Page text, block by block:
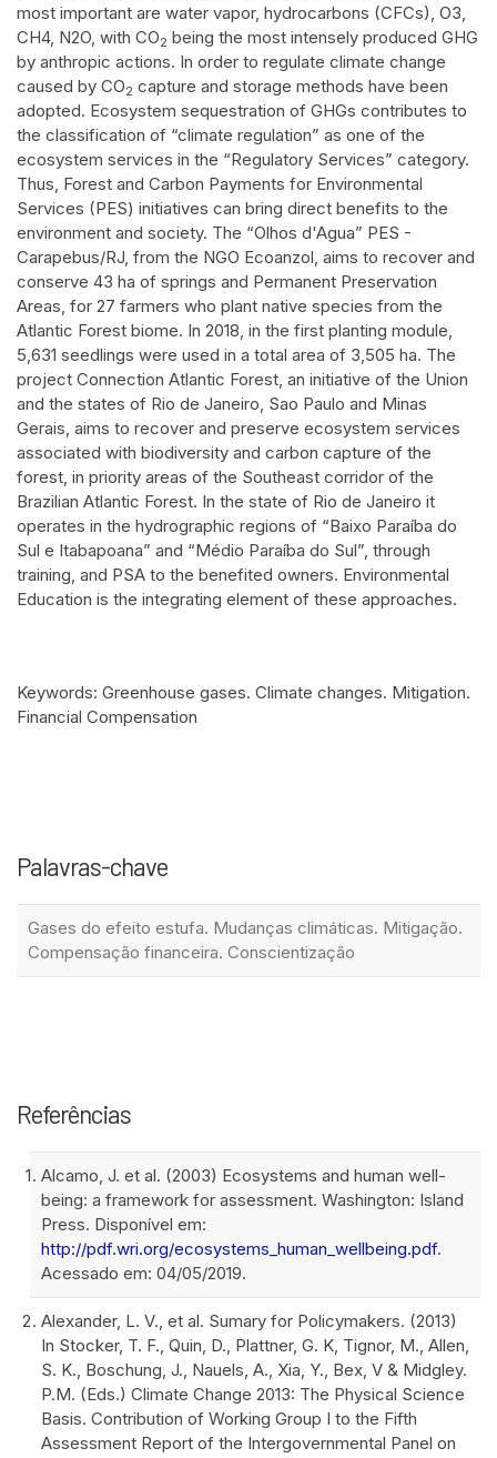
most important are water vapor, hydrocarbons (CFCs), O3,
CH4, N2O, with CO2 being the most intensely produced GHG
by anthropic actions. In order to regulate climate change
caused by CO2 capture and storage methods have been
adopted. Ecosystem sequestration of GHGs contributes to
the classification of “climate regulation” as one of the
ecosystem services in the “Regulatory Services” category.
Thus, Forest and Carbon Payments for Environmental
Services (PES) initiatives can bring direct benefits to the
environment and society. The “Olhos d'Agua” PES -
Carapebus/RJ, from the NGO Ecoanzol, aims to recover and
conserve 43 ha of springs and Permanent Preservation
Areas, for 27 farmers who plant native species from the
Atlantic Forest biome. In 2018, in the first planting module,
5,631 seedlings were used in a total area of 3,505 ha. The
project Connection Atlantic Forest, an initiative of the Union
and the states of Rio de Janeiro, Sao Paulo and Minas
Gerais, aims to recover and preserve ecosystem services
associated with biodiversity and carbon capture of the
forest, in priority areas of the Southeast corridor of the
Brazilian Atlantic Forest. In the state of Rio de Janeiro it
operates in the hydrographic regions of “Baixo Paraíba do
Sul e Itabapoana” and “Médio Paraíba do Sul”, through
training, and PSA to the benefited owners. Environmental
Education is the integrating element of these approaches.
Keywords: Greenhouse gases. Climate changes. Mitigation.
Financial Compensation
Palavras-chave
Gases do efeito estufa. Mudanças climáticas. Mitigação.
Compensação financeira. Conscientização
Referências
Alcamo, J. et al. (2003) Ecosystems and human well-
being: a framework for assessment. Washington: Island
Press. Disponível em:
http://pdf.wri.org/ecosystems_human_wellbeing.pdf.
Acessado em: 04/05/2019.
Alexander, L. V., et al. Sumary for Policymakers. (2013)
In Stocker, T. F., Quin, D., Plattner, G. K, Tignor, M., Allen,
S. K., Boschung, J., Nauels, A., Xia, Y., Bex, V & Midgley.
P.M. (Eds.) Climate Change 2013: The Physical Science
Basis. Contribution of Working Group I to the Fifth
Assessment Report of the Intergovernmental Panel on